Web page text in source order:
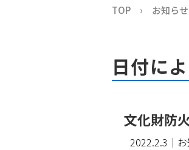
TOP お知らせ
日付に
文化財防
2022.2.3 ｜